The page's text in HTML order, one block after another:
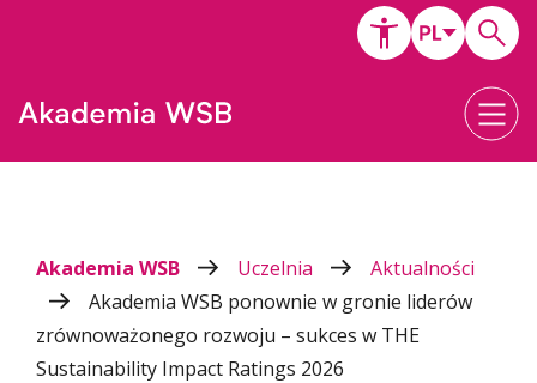
Akademia WSB Uczelnia
Aktualności
Akademia WSB ponownie w gronie liderów
zrównoważonego rozwoju – sukces w THE
Sustainability Impact Ratings 2026